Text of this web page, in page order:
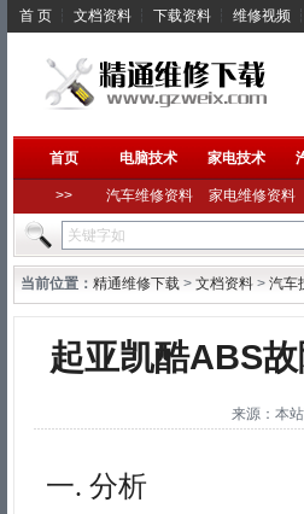
首 页 ┆ 文档资料 ┆ 下载资料 ┆ 维修视频 ┆
首页 电脑技术 家电技术
>> 汽车维修资料 家电维修资料
当前位置： 精通维修下载 > 文档资料 > 汽车
起亚凯酷ABS
来源：本
一. 分析